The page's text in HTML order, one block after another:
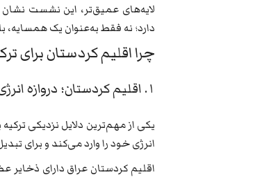
لایه‌های عمیق‌تر، این نشست نشان
دارد؛ نه فقط به‌عنوان یک همسایه،
چرا اقلیم کردستان برای
۱. اقلیم کردستان؛ دروازه انرژی و تجارت
یکی از مهم‌ترین دلایل نزدیکی
انرژی خود را وارد می‌کند و برای
اقلیم کردستان عراق دارای